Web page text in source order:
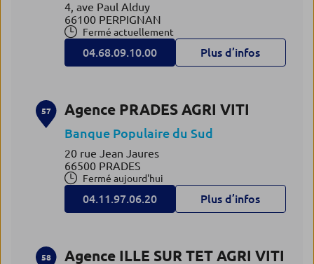
4, ave Paul Alduy
66100 PERPIGNAN
Fermé actuellement
04.68.09.10.00 Plus d’infos
57 Agence PRADES AGRI VITI
Banque Populaire du Sud
20 rue Jean Jaures
66500 PRADES
Fermé aujourd'hui
04.11.97.06.20 Plus d’infos
58 Agence ILLE SUR TET AGRI VITI